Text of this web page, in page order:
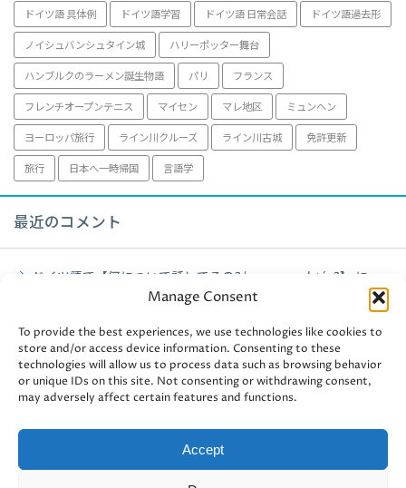
Manage Consent
To provide the best experiences, we use technologies like cookies to
store and/or access device information. Consenting to these
technologies will allow us to process data such as browsing behavior
or unique IDs on this site. Not consenting or withdrawing consent,
may adversely affect certain features and functions.
Accept
ドイツ語 具体例 ドイツ語学習 ドイツ語 日常会話 ドイツ語過去形
ノイシュバンシュタイン城 ハリーポッター舞台
ハンブルクのラーメン誕生物語 パリ フランス
フレンチオープンテニス マイセン マレ地区 ミュンヘン
ヨーロッパ旅行 ライン川クルーズ ライン川古城 免許更新
旅行 日本へ一時帰国 言語学
最近のコメント
ドイツ語で【何について話してるの?/worum geht´s?】
に
ミュンヘン観光【アルテピナコテーク】2021年 にfujikoより
ミュンヘン観光【アルテピナコテーク】2021年にuser-
438241より